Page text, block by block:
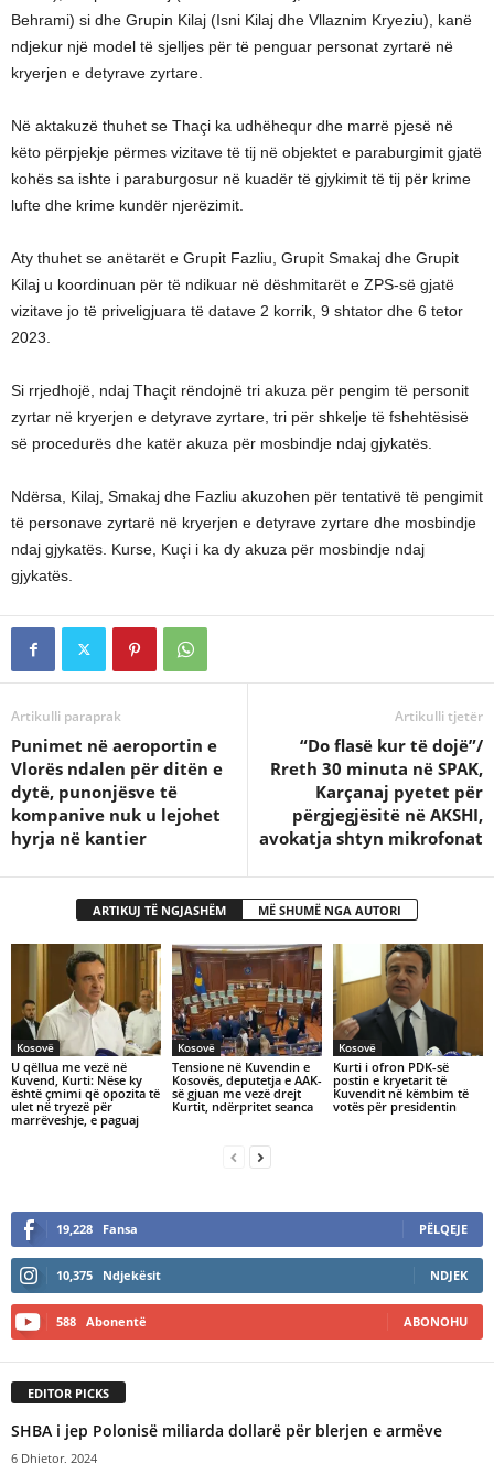
Behrami) si dhe Grupin Kilaj (Isni Kilaj dhe Vllaznim Kryeziu), kanë
ndjekur një model të sjelljes për të penguar personat zyrtarë në
kryerjen e detyrave zyrtare.
Në aktakuzë thuhet se Thaçi ka udhëhequr dhe marrë pjesë në
këto përpjekje përmes vizitave të tij në objektet e paraburgimit gjatë
kohës sa ishte i paraburgosur në kuadër të gjykimit të tij për krime
lufte dhe krime kundër njerëzimit.
Aty thuhet se anëtarët e Grupit Fazliu, Grupit Smakaj dhe Grupit
Kilaj u koordinuan për të ndikuar në dëshmitarët e ZPS-së gjatë
vizitave jo të priveligjuara të datave 2 korrik, 9 shtator dhe 6 tetor
2023.
Si rrjedhojë, ndaj Thaçit rëndojnë tri akuza për pengim të personit
zyrtar në kryerjen e detyrave zyrtare, tri për shkelje të fshehtësisë
së procedurës dhe katër akuza për mosbindje ndaj gjykatës.
Ndërsa, Kilaj, Smakaj dhe Fazliu akuzohen për tentativë të pengimit
të personave zyrtarë në kryerjen e detyrave zyrtare dhe mosbindje
ndaj gjykatës. Kurse, Kuçi i ka dy akuza për mosbindje ndaj
gjykatës.
Artikulli paraprak
Punimet në aeroportin e
Vlorës ndalen për ditën e
dytë, punonjësve të
kompanive nuk u lejohet
hyrja në kantier
Artikulli tjetër
“Do flasë kur të dojë”/
Rreth 30 minuta në SPAK,
Karçanaj pyetet për
përgjegjësitë në AKSHI,
avokatja shtyn mikrofonat
ARTIKUJ TË NGJASHËM MË SHUMË NGA AUTORI
Kosovë
U qëllua me vezë në
Kuvend, Kurti: Nëse ky
është çmimi që opozita të
ulet në tryezë për
marrëveshje, e paguaj
Kosovë
Tensione në Kuvendin e
Kosovës, deputetja e AAK-
së gjuan me vezë drejt
Kurtit, ndërpritet seanca
Kosovë
Kurti i ofron PDK-së
postin e kryetarit të
Kuvendit në këmbim të
votës për presidentin
19,228 Fansa PËLQEJE
10,375 Ndjekësit NDJEK
588 Abonentë ABONOHU
EDITOR PICKS
​SHBA i jep Polonisë miliarda dollarë për blerjen e armëve
6 Dhjetor, 2024